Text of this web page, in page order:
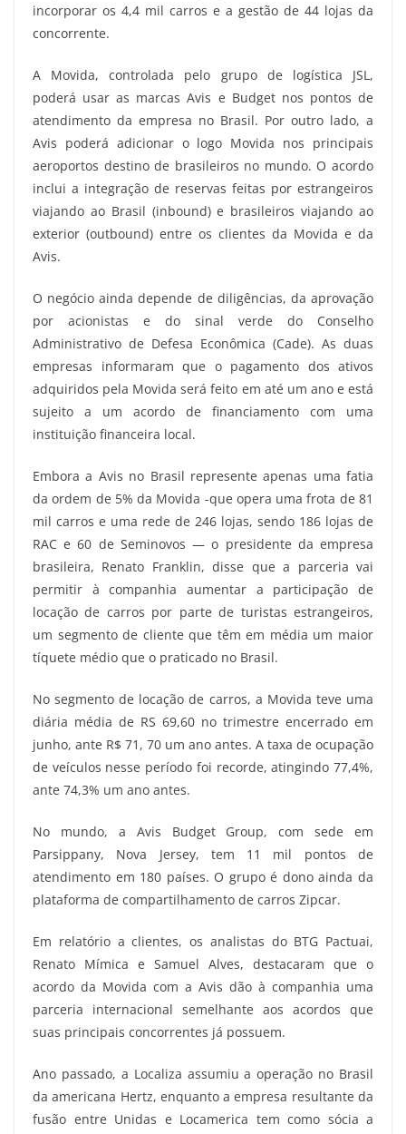
incorporar os 4,4 mil carros e a gestão de 44 lojas da
concorrente.
A Movida, controlada pelo grupo de logística JSL,
poderá usar as marcas Avis e Budget nos pontos de
atendimento da empresa no Brasil. Por outro lado, a
Avis poderá adicionar o logo Movida nos principais
aeroportos destino de brasileiros no mundo. O acordo
inclui a integração de reservas feitas por estrangeiros
viajando ao Brasil (inbound) e brasileiros viajando ao
exterior (outbound) entre os clientes da Movida e da
Avis.
O negócio ainda depende de diligências, da aprovação
por acionistas e do sinal verde do Conselho
Administrativo de Defesa Econômica (Cade). As duas
empresas informaram que o pagamento dos ativos
adquiridos pela Movida será feito em até um ano e está
sujeito a um acordo de financiamento com uma
instituição financeira local.
Embora a Avis no Brasil represente apenas uma fatia
da ordem de 5% da Movida -­que opera uma frota de 81
mil carros e uma rede de 246 lojas, sendo 186 lojas de
RAC e 60 de Seminovos — o presidente da empresa
brasileira, Renato Franklin, disse que a parceria vai
permitir à companhia aumentar a participação de
locação de carros por parte de turistas estrangeiros,
um segmento de cliente que têm em média um maior
tíquete médio que o praticado no Brasil.
No segmento de locação de carros, a Movida teve uma
diária média de RS 69,60 no trimestre encerrado em
junho, ante R$ 71, 70 um ano antes. A taxa de ocupação
de veículos nesse período foi recorde, atingindo 77,4%,
ante 74,3% um ano antes.
No mundo, a Avis Budget Group, com sede em
Parsippany, Nova Jersey, tem 11 mil pontos de
atendimento em 180 países. O grupo é dono ainda da
plataforma de compartilhamento de carros Zipcar.
Em relatório a clientes, os analistas do BTG Pactuai,
Renato Mímica e Samuel Alves, destacaram que o
acordo da Movida com a Avis dão à companhia uma
parceria internacional semelhante aos acordos que
suas principais concorrentes já possuem.
Ano passado, a Localiza assumiu a operação no Brasil
da americana Hertz, enquanto a empresa resultante da
fusão entre Unidas e Locamerica tem como sócia a